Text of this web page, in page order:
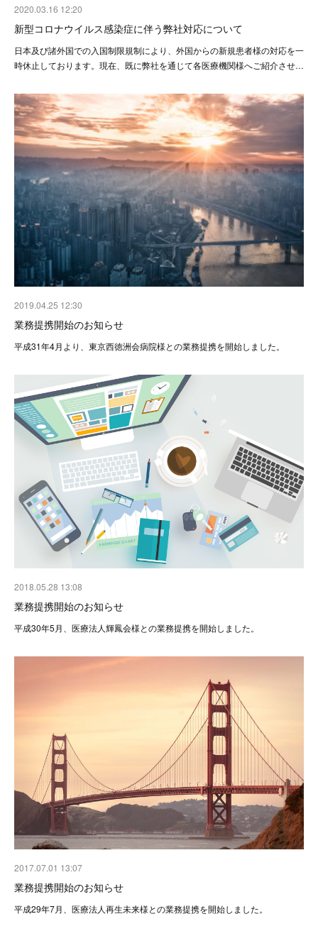
2020.03.16 12:20
新型コロナウイルス感染症に伴う弊社対応について
日本及び諸外国での入国制限規制により、外国からの新規患者様の対応を一
時休止しております。現在、既に弊社を通じて各医療機関様へご紹介させ…
2019.04.25 12:30
業務提携開始のお知らせ
平成31年4月より、東京西徳洲会病院様との業務提携を開始しました。
2018.05.28 13:08
業務提携開始のお知らせ
平成30年5月、医療法人輝鳳会様との業務提携を開始しました。
2017.07.01 13:07
業務提携開始のお知らせ
平成29年7月、医療法人再生未来様との業務提携を開始しました。